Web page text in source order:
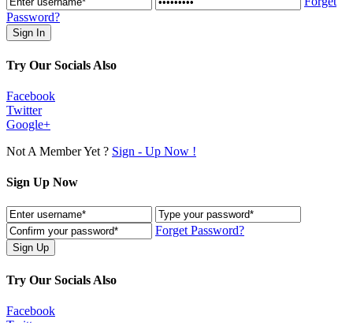
Password?
Try Our Socials Also
Facebook
Twitter
Google+
Not A Member Yet ? Sign - Up Now !
Sign Up Now
Forget Password?
Try Our Socials Also
Facebook